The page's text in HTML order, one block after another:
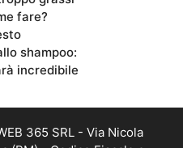
fare?
shampoo:
incredibile
365 SRL - Via Nicola